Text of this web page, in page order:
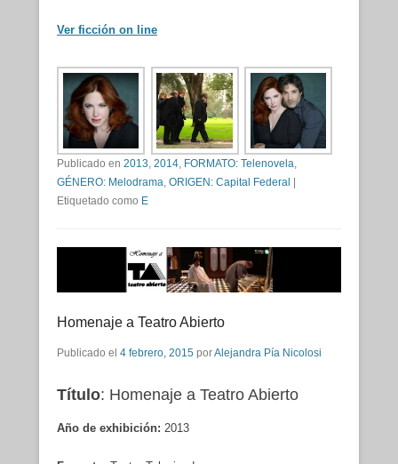
Ver ficción on line
Publicado en 2013, 2014, FORMATO: Telenovela,
GÉNERO: Melodrama, ORIGEN: Capital Federal
Etiquetado como E
Homenaje a Teatro Abierto
Publicado el 4 febrero, 2015 porAlejandra Pía Nicolosi
Título: Homenaje a Teatro Abierto
Año de exhibición: 2013